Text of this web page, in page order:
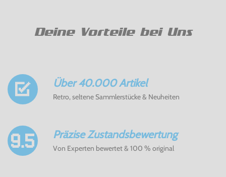
Deine Vorteile bei Uns
Über 40.000 Artikel
Retro, seltene Sammlerstücke & Neuheiten
Präzise Zustandsbewertung
Von Experten bewertet & 100 % original